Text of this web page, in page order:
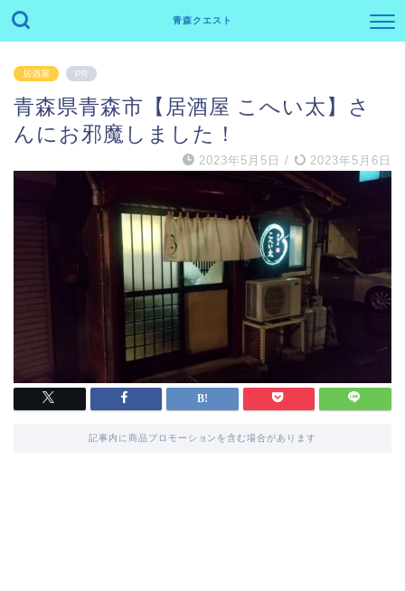
青森クエスト
居酒屋 PR
青森県青森市【居酒屋 こへい太】さ
んにお邪魔しました！
2023年5月5日 / 2023年5月6日
記事内に商品プロモーションを含む場合があります